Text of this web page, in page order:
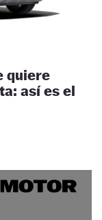
quiere
así es el